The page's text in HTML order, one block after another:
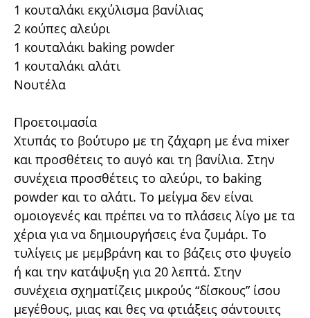
1 κουταλάκι εκχύλισμα βανίλιας
2 κούπες αλεύρι
1 κουταλάκι baking powder
1 κουταλάκι αλάτι
Νουτέλα
Προετοιμασία
Χτυπάς το βούτυρο με τη ζάχαρη με ένα mixer
και προσθέτεις το αυγό και τη βανίλια. Στην
συνέχεια προσθέτεις το αλεύρι, το baking
powder και το αλάτι. Το μείγμα δεν είναι
ομοιογενές και πρέπει να το πλάσεις λίγο με τα
χέρια για να δημιουργήσεις ένα ζυμάρι. Το
τυλίγεις με μεμβράνη και το βάζεις στο ψυγείο
ή και την κατάψυξη για 20 λεπτά. Στην
συνέχεια σχηματίζεις μικρούς “δίσκους” ίσου
μεγέθους, μιας και θες να φτιάξεις σάντουιτς